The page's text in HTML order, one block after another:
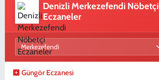
Denizli Merkezefendi Nöbetçi
Eczaneler
Güngör Eczanesi